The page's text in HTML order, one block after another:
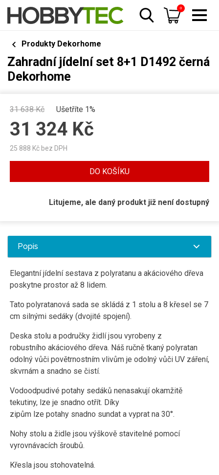
0
Produkty Dekorhome
Zahradní jídelní set 8+1 D1492 černá
Dekorhome
31 638Kč Ušetříte 1%
31 324 Kč
25 888 Kč bez DPH
DO KOŠÍKU
Litujeme, ale daný produkt již není dostupný
Popis
Elegantní jídelní sestava z polyratanu a akáciového dřeva
poskytne prostor až 8 lidem.
Tato polyratanová sada se skládá z 1 stolu a 8 křesel se 7
cm silnými sedáky (dvojité spojení).
Deska stolu a područky židlí jsou vyrobeny z
robustního akáciového dřeva. Náš ručně tkaný polyratan
odolný vůči povětrnostním vlivům je odolný vůči UV záření,
skvrnám a snadno se čistí.
Vodoodpudivé potahy sedáků nenasakují okamžitě
tekutiny, lze je snadno otřít. Díky
zipům lze potahy snadno sundat a vyprat na 30°.
Nohy stolu a židle jsou výškově stavitelné pomocí
vyrovnávacích šroubů.
Křesla jsou stohovatelná.